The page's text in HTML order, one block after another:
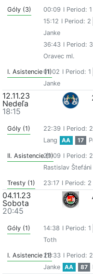
Góly (3) 00:09 I Period: 1
15:12 I Period: 2
Janke
36:43 I Period: 3
Oravec ml.
I. Asistencie (1)01:02 I Period: 1
Janke
12.11.23
Nedeľa
18:15
Góly (1) 22:39 I Period: 2
Lang
AA 17
II. Asistencie (1)
29:09 I Period: 2
Rastislav Štefáni
Tresty (1) 23:17 I Period: 2
04.11.23
Sobota
20:45
Góly (1) 14:38 I Period: 1
Toth
I. Asistencie (1)22:33 I Period: 2
Janke
AA 87